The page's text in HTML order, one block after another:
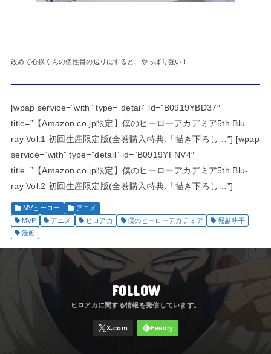
改めて心操くんの個性目の辺りにすると、やっぱり強い！
[wpap service=”with” type=”detail” id=”B0919YBD37″
title=”【Amazon.co.jp限定】僕のヒーローアカデミア5th Blu-
ray Vol.1 初回生産限定版(全巻購入特典:「描き下ろし…”] [wpap
service=”with” type=”detail” id=”B0919YFNV4″
title=”【Amazon.co.jp限定】僕のヒーローアカデミア5th Blu-
ray Vol.2 初回生産限定版(全巻購入特典:「描き下ろし…”]
MVヒーロー
アニメ
MVP
アニメ ヒロアカ 僕のヒーローアカデミア
堀越耕平
漫画
FOLLOW